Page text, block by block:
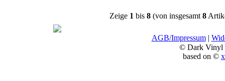
Zeige 1 bis 8 (von insgesamt 8
AGB/Impressum|
© Dark Vinyl
based on ©